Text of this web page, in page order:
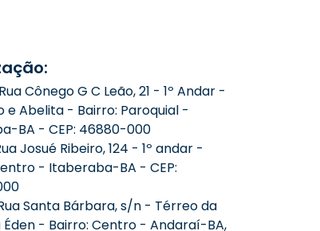
Rua Cônego G C Leão, 21 - 1º Andar -
e Abelita - Bairro: Paroquial -
BA - CEP: 46880-000
Josué Ribeiro, 124 - 1º andar -
- Itaberaba-BA - CEP:
Santa Bárbara, s/n - Térreo da
Éden - Bairro: Centro - Andaraí-BA,